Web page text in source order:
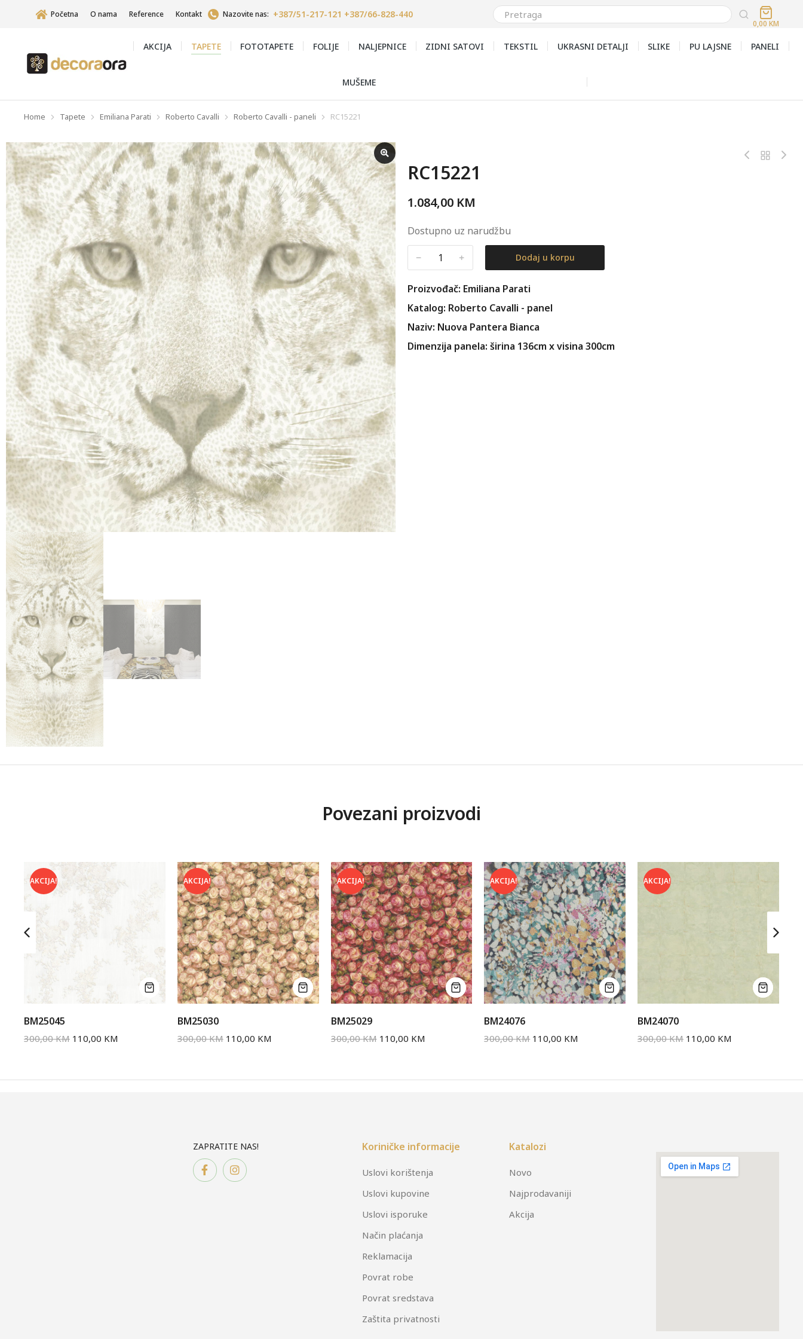
Početna O nama Reference Kontakt Nazovite nas: +387/51-217-121 +387/66-828-440
0,00 KM
AKCIJA TAPETE FOTOTAPETE FOLIJE NALJEPNICE ZIDNI SATOVI TEKSTIL UKRASNI DETALJI SLIKE PU LAJSNE PANELI
MUŠEME
You are here:
Home Tapete Emiliana Parati Roberto Cavalli Roberto Cavalli - paneli RC15221
RC15221
1.084,00 KM
Dostupno uz narudžbu
﹣ ﹢ Dodaj u korpu
Proizvođač: Emiliana Parati
Katalog: Roberto Cavalli - panel
Naziv: Nuova Pantera Bianca
Dimenzija panela: širina 136cm x visina 300cm
Povezani proizvodi
AKCIJA!
BM25045
300,00KM 110,00 KM
AKCIJA!
BM25030
300,00KM 110,00 KM
AKCIJA!
BM25029
300,00KM 110,00 KM
AKCIJA!
BM24076
300,00KM 110,00 KM
AKCIJA!
BM24070
300,00KM 110,00 KM
ZAPRATITE NAS! Koriničke informacije
Uslovi korištenja
Uslovi kupovine
Uslovi isporuke
Način plaćanja
Reklamacija
Povrat robe
Povrat sredstava
Zaštita privatnosti
Katalozi
Novo
Najprodavaniji
Akcija